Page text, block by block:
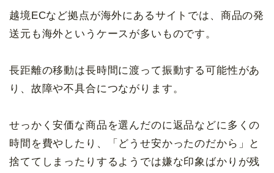
越境ECなど拠点が海外にあるサイトでは、商品の発
送元も海外というケースが多いものです。
長距離の移動は長時間に渡って振動する可能性があ
り、故障や不具合につながります。
せっかく安価な商品を選んだのに返品などに多くの
時間を費やしたり、「どうせ安かったのだから」と
捨ててしまったりするようでは嫌な印象ばかりが残